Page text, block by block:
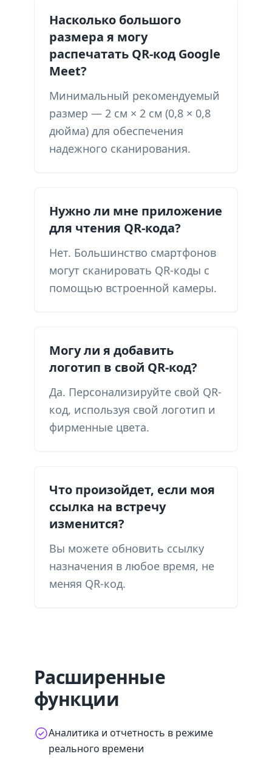
Насколько большого
размера я могу
распечатать QR-код Google
Meet?
Минимальный рекомендуемый
размер — 2 см × 2 см (0,8 × 0,8
дюйма) для обеспечения
надежного сканирования.
Нужно ли мне приложение
для чтения QR-кода?
Нет. Большинство смартфонов
могут сканировать QR-коды с
помощью встроенной камеры.
Могу ли я добавить
логотип в свой QR-код?
Да. Персонализируйте свой QR-
код, используя свой логотип и
фирменные цвета.
Что произойдет, если моя
ссылка на встречу
изменится?
Вы можете обновить ссылку
назначения в любое время, не
меняя QR-код.
Расширенные
функции
Аналитика и отчетность в режиме
реального времени